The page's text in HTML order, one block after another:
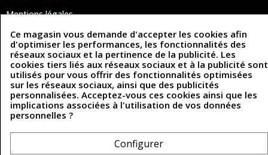
Mentions légales
Politique de confidentialité
Politique des cookies
Contactez-nous
Coordonnées
493 Chemin de Catougnac
contact@cuirenstock.com
Ce magasin vous demande d'accepter les cookies afin
d'optimiser les performances, les fonctionnalités des
réseaux sociaux et la pertinence de la publicité. Les
cookies tiers liés aux réseaux sociaux et à la publicité sont
utilisés pour vous offrir des fonctionnalités optimisées
sur les réseaux sociaux, ainsi que des publicités
personnalisées. Acceptez-vous ces cookies ainsi que les
implications associées à l'utilisation de vos données
personnelles ?
Configurer